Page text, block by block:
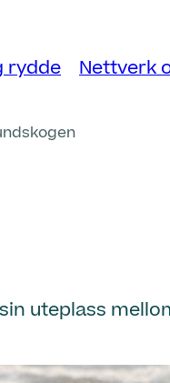
rydde Nettverk
uteplass